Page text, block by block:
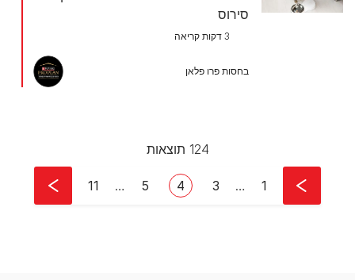
סירוס
3 דקות קריאה
בחסות פרו פלאן
124 תוצאות
Pagination
First page
1
… עמוד
3
Current page
4 עמוד
5
…
Last page
11